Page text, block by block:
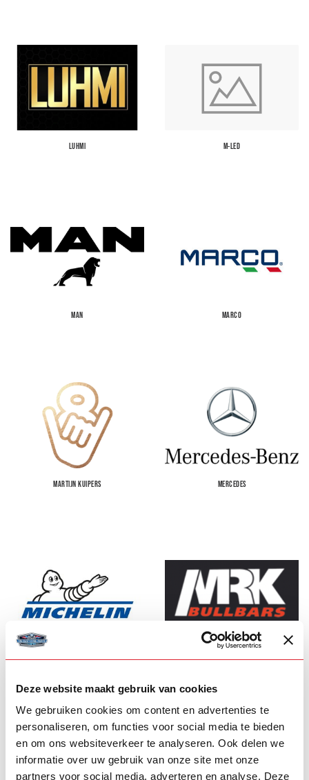
Deze website maakt gebruik van cookies
We gebruiken cookies om content en advertenties te
personaliseren, om functies voor social media te bieden
en om ons websiteverkeer te analyseren. Ook delen we
informatie over uw gebruik van onze site met onze
partners voor social media, adverteren en analyse. Deze
LUHMI M-LED
MAN MARCO
MARTIJN KUIPERS MERCEDES